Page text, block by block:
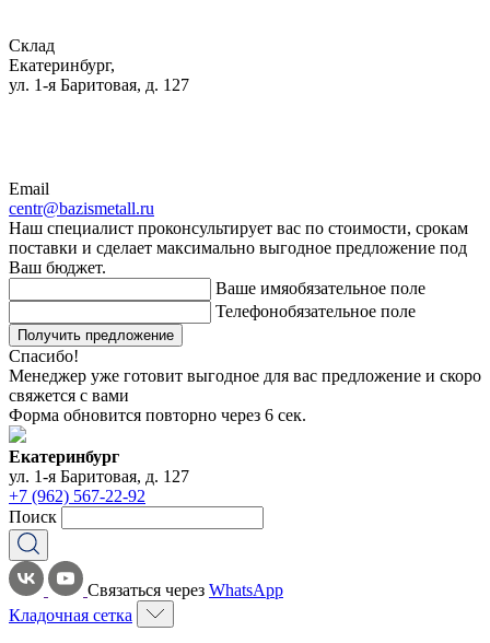
Склад
Екатеринбург,
ул. 1-я Баритовая, д. 127
Email
centr@bazismetall.ru
Наш специалист проконсультирует вас по стоимости, срокам
поставки и сделает максимально выгодное предложение под
Ваш бюджет.
Ваше имяобязательное поле
Телефонобязательное поле
Получить предложение
Спасибо!
Менеджер уже готовит выгодное для вас предложение и скоро
свяжется с вами
Форма обновится повторно через 6 сек.
Екатеринбург
ул. 1-я Баритовая, д. 127
+7 (962) 567-22-92
Поиск
Связаться через WhatsApp
Кладочная сетка